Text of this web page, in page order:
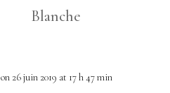
Blanche
on 26 juin 2019 at 17 h 47 min